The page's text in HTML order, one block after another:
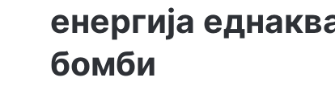
енергија
бомби